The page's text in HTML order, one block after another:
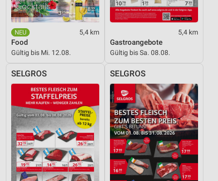
5,4 km
Food
Gültig bis Mi. 12.08.
5,4 km
Gastroangebote
Gültig bis Sa. 08.08.
SELGROS SELGROS
Verwendung von Profilen zur Auswahl
personalisierter Werbung
Erstellung von Profilen zur Personalisierung
von Inhalten
personalisierter Inhalte
Messung der Werbeleistung
Messung der Performance von Inhalten
Analyse von Zielgruppen durch Statistiken oder
Kombinationen von Daten aus verschiedenen
Quellen
Entwicklung und Verbesserung der Angebote